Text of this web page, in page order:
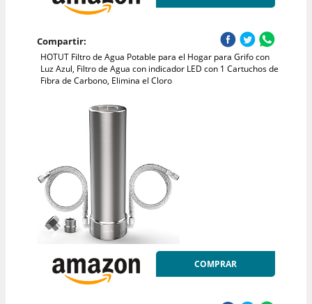
Compartir:
HOTUT Filtro de Agua Potable para el Hogar para Grifo con
Luz Azul, Filtro de Agua con indicador LED con 1 Cartuchos de
Fibra de Carbono, Elimina el Cloro
COMPRAR